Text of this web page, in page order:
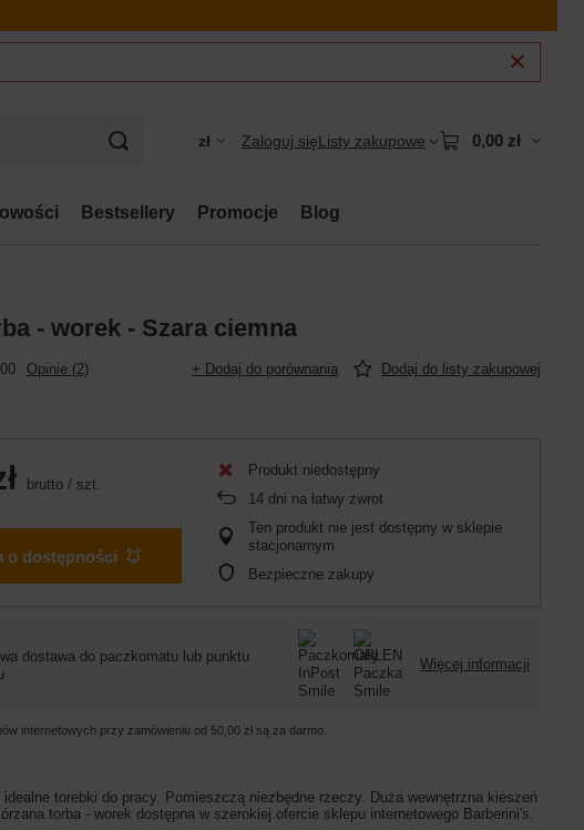
zł Zaloguj sięListy zakupowe 0,00 zł
Bestsellery Promocje Blog
- worek - Szara ciemna
Opinie (2) + Dodaj do porównania Dodaj do listy zakupowej
brutto / szt.
o dostępności
Produkt niedostępny
14 dni na łatwy zwrot
Ten produkt nie jest dostępny w sklepie
stacjonarnym
Bezpieczne zakupy
dostawa do paczkomatu lub punktu
Więcej informacji
internetowych przy zamówieniu od 50,00 zł są za darmo.
torebki do pracy. Pomieszczą niezbędne rzeczy. Duża wewnętrzna kieszeń
torba - worek dostępna w szerokiej ofercie sklepu internetowego Barberini's.